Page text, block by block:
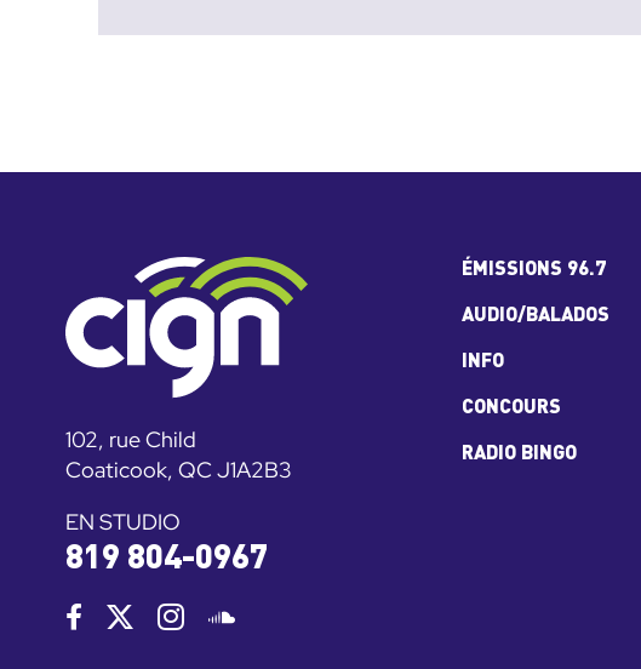
102, rue Child
Coaticook, QC J1A2B3
EN STUDIO
819 804-0967
ÉMISSIONS 96.7
AUDIO/BALADOS
INFO
CONCOURS
RADIO BINGO